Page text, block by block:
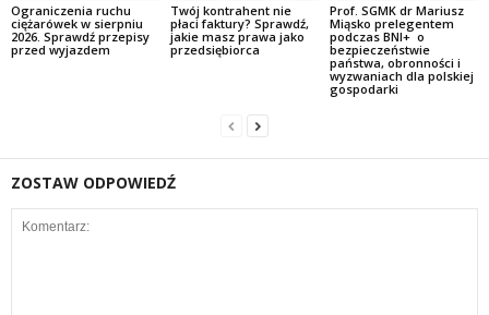
Ograniczenia ruchu
ciężarówek w sierpniu
2026. Sprawdź przepisy
przed wyjazdem
Twój kontrahent nie
płaci faktury? Sprawdź,
jakie masz prawa jako
przedsiębiorca
Prof. SGMK dr Mariusz
Miąsko prelegentem
podczas BNI+ o
bezpieczeństwie
państwa, obronności i
wyzwaniach dla polskiej
gospodarki
ZOSTAW ODPOWIEDŹ